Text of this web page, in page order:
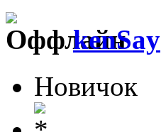
kenSay
Новичок